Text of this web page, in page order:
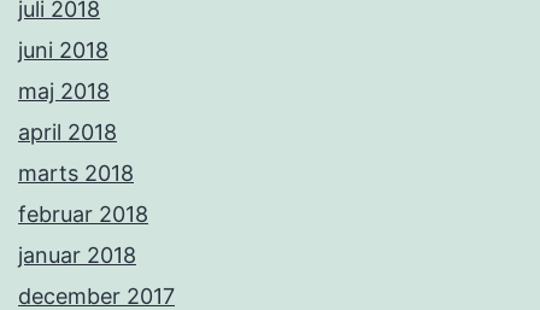
juli 2018
juni 2018
maj 2018
april 2018
marts 2018
februar 2018
januar 2018
december 2017